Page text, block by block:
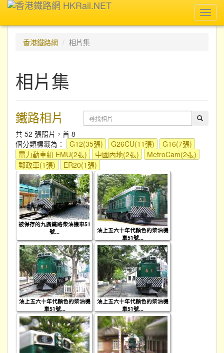
香港鐵路網
相片集
相片集
鐵路相片
共 52 張照片，首 8
個分類標籤為：
G12(35張) G26CU(11張)
G16(7張)
電力動車組 EMU(2張)
中國內地(2張)
MetroCam(2張)
郵政車(1張)
ER20(1張)
被保存的九廣鐵路柴油機車51
號...
油上五六十年代顏色的柴油機
車51號...
油上五六十年代顏色的柴油機
車51號...
油上五六十年代顏色的柴油機
車51號...